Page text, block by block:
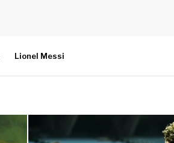
Lionel Messi